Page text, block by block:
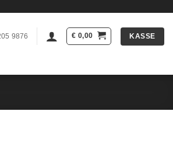
9876 € 0,00 KASSE